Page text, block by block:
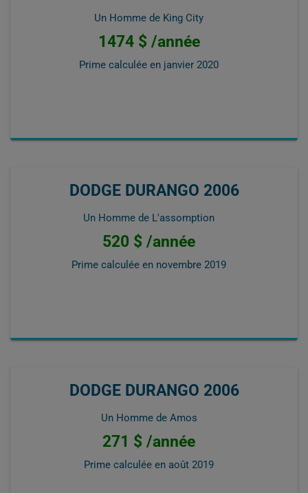
Un Homme de King City
1474 $ /année
Prime calculée en janvier 2020
DODGE DURANGO 2006
Un Homme de L'assomption
520 $ /année
Prime calculée en novembre 2019
DODGE DURANGO 2006
Un Homme de Amos
271 $ /année
Prime calculée en août 2019